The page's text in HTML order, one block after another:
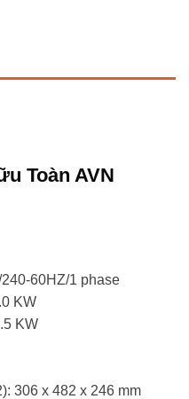
Toàn AVN
60HZ/1 phase
KW
KW
306 x 482 x 246 mm